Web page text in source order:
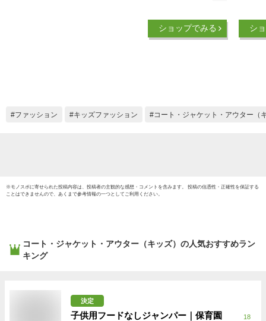
の子アウター 女の子
アウター キッズコー
ショップでみる
ウイン
男の
ー 無
シ
ファッション キッズファッション コート・ジャケット・アウター（
※モノスポに寄せられた投稿内容は、投稿者の主観的な感想・コメントを含みます。 投稿の信憑性・正確性を保証する
ことはできませんので、あくまで参考情報の一つとしてご利用ください。
コート・ジャケット・アウター（キッズ） の人気おすすめラン
キング
決定
子供用フードなしジャンパー｜保育園
18